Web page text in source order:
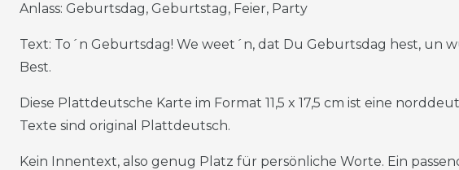
Anlass: Geburtsdag, Geburtstag, Feier, Party
Text: To´n Geburtsdag! We weet´n, dat Du Geburtsdag hest, un
Best.
Diese Plattdeutsche Karte im Format 11,5 x 17,5 cm ist eine
Texte sind original Plattdeutsch.
Kein Innentext, also genug Platz für persönliche Worte. Ein